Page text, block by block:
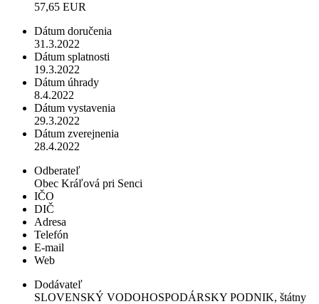
57,65 EUR
Dátum doručenia
31.3.2022
Dátum splatnosti
19.3.2022
Dátum úhrady
8.4.2022
Dátum vystavenia
29.3.2022
Dátum zverejnenia
28.4.2022
Odberateľ
Obec Kráľová pri Senci
IČO
DIČ
Adresa
Telefón
E-mail
Web
Dodávateľ
SLOVENSKÝ VODOHOSPODÁRSKY PODNIK, štátny